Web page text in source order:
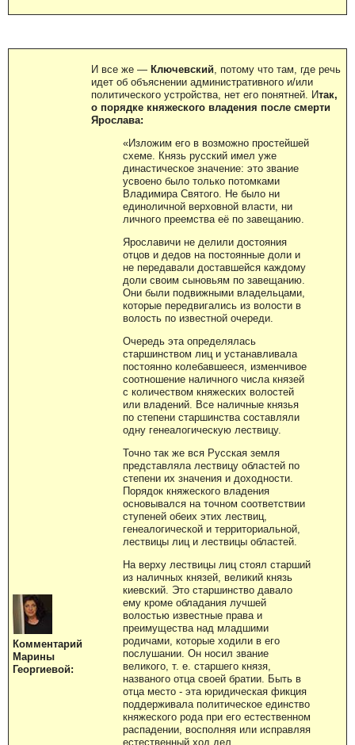
Комментарий
Марины
Георгиевой:
И все же — Ключевский , потому что там, где речь
идет об объяснении административного и/или
политического устройства, нет его понятней. Итак,
о порядке княжеского владения после смерти
Ярослава:
«Изложим его в возможно простейшей
схеме. Князь русский имел уже
династическое значение: это звание
усвоено было только потомками
Владимира Святого. Не было ни
единоличной верховной власти, ни
личного преемства её по завещанию.
Ярославичи не делили достояния
отцов и дедов на постоянные доли и
не передавали доставшейся каждому
доли своим сыновьям по завещанию.
Они были подвижными владельцами,
которые передвигались из волости в
волость по известной очереди.
Очередь эта определялась
старшинством лиц и устанавливала
постоянно колебавшееся, изменчивое
соотношение наличного числа князей
с количеством княжеских волостей
или владений. Все наличные князья
по степени старшинства составляли
одну генеалогическую лествицу.
Точно так же вся Русская земля
представляла лествицу областей по
степени их значения и доходности.
Порядок княжеского владения
основывался на точном соответствии
ступеней обеих этих лествиц,
генеалогической и территориальной,
лествицы лиц и лествицы областей.
На верху лествицы лиц стоял старший
из наличных князей, великий князь
киевский. Это старшинство давало
ему кроме обладания лучшей
волостью известные права и
преимущества над младшими
родичами, которые ходили в его
послушании. Он носил звание
великого, т. е. старшего князя,
названого отца своей братии. Быть в
отца место - эта юридическая фикция
поддерживала политическое единство
княжеского рода при его естественном
распадении, восполняя или исправляя
естественный ход дел...